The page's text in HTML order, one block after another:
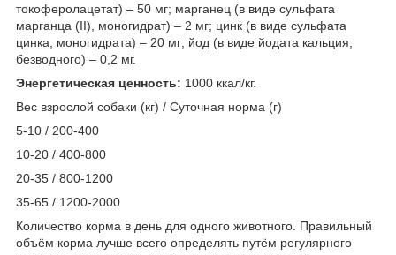
токоферолацетат) – 50 мг; марганец (в виде сульфата
марганца (II), моногидрат) – 2 мг; цинк (в виде сульфата
цинка, моногидрата) – 20 мг; йод (в виде йодата кальция,
безводного) – 0,2 мг.
Энергетическая ценность: 1000 ккал/кг.
Вес взрослой собаки (кг) / Суточная норма (г)
5-10 / 200-400
10-20 / 400-800
20-35 / 800-1200
35-65 / 1200-2000
Количество корма в день для одного животного. Правильный
объём корма лучше всего определять путём регулярного